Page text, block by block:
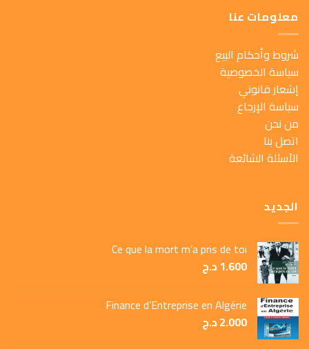
معلومات عنا
شروط وأحكام البيع
سياسة الخصوصية
إشعار قانوني
سياسة الإرجاع
من نحن
اتصل بنا
الأسئلة الشائعة
الجديد
Ce que la mort m’a pris de toi
1.600د.ج
Finance d’Entreprise en Algérie
2.000د.ج